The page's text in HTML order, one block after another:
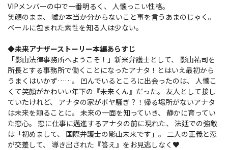
VIPメンバーの中で一番明るく、 人懐っこい性格。
笑顔のまま、 嘘か本当か分からないこと事を言うあまのじゃく。
ベールに包まれた素性を知る人は少ない。
◆未来アナザーストーリー本編あらすじ
「影山法律事務所へようこそ！」新米弁護士として、 影山祐司を
所長とする事務所で働くことになったアナタ！とはいえ最初から
うまくはいかず……。 凹んでいるところに出会ったのは、 人懐こ
くて笑顔がかわいい年下の『未来くん』だった。 友人として接し
ていたけれど、 アナタの家がボヤ騒ぎ？！帰る場所がないアナタ
は未来を頼ることに。 未来の一面を知っていき、 静かに育ってい
た恋心。 恋に仕事に邁進するアナタの前に現れた、 法廷での強敵
は――「初めまして、 国際弁護士の影山未来です」。 二人の正義と恋
が交差して、 導き出された『答え』をお見逃しなく♥